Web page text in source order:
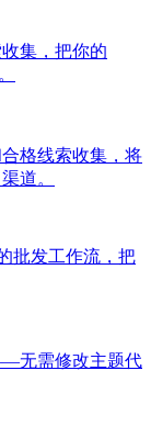
集，把你的
格线索收集，将
道。
批发工作流，把
无需修改主题代